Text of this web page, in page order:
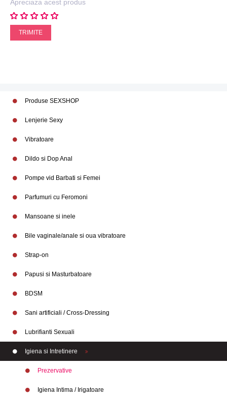
Apreciaza acest produs
TRIMITE
Produse SEXSHOP
Lenjerie Sexy
Vibratoare
Dildo si Dop Anal
Pompe vid Barbati si Femei
Parfumuri cu Feromoni
Mansoane si inele
Bile vaginale/anale si oua vibratoare
Strap-on
Papusi si Masturbatoare
BDSM
Sani artificiali / Cross-Dressing
Lubrifianti Sexuali
Igiena si Intretinere
Prezervative
Igiena Intima / Irigatoare